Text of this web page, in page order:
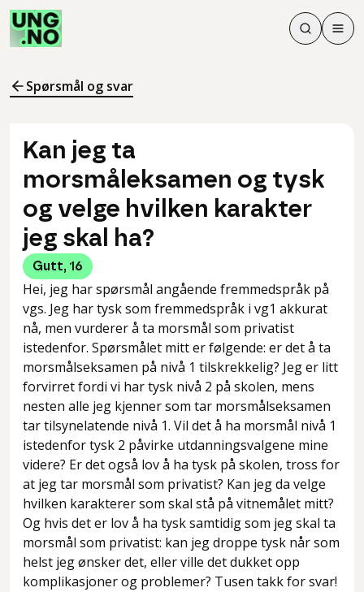
Søk
Søk
Meny
Spørsmål og svar
Kan jeg ta
morsmåleksamen og tysk
og velge hvilken karakter
jeg skal ha?
Gutt, 16
Hei, jeg har spørsmål angående fremmedspråk på
vgs. Jeg har tysk som fremmedspråk i vg1 akkurat
nå, men vurderer å ta morsmål som privatist
istedenfor. Spørsmålet mitt er følgende: er det å ta
morsmålseksamen på nivå 1 tilskrekkelig? Jeg er litt
forvirret fordi vi har tysk nivå 2 på skolen, mens
nesten alle jeg kjenner som tar morsmålseksamen
tar tilsynelatende nivå 1. Vil det å ha morsmål nivå 1
istedenfor tysk 2 påvirke utdanningsvalgene mine
videre? Er det også lov å ha tysk på skolen, tross for
at jeg tar morsmål som privatist? Kan jeg da velge
hvilken karakterer som skal stå på vitnemålet mitt?
Og hvis det er lov å ha tysk samtidig som jeg skal ta
morsmål som privatist: kan jeg droppe tysk når som
helst jeg ønsker det, eller ville det dukket opp
komplikasjoner og problemer? Tusen takk for svar!